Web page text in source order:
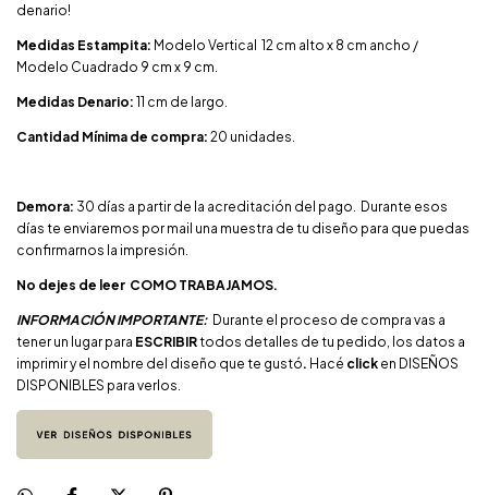
denario!
Medidas Estampita: Modelo Vertical 12 cm alto x 8 cm ancho /
Modelo Cuadrado 9 cm x 9 cm.
Medidas Denario: 11 cm de largo.
Cantidad Mínima de compra: 20 unidades.
Demora: 30 días a partir de la acreditación del pago. Durante esos
días te enviaremos por mail una muestra de tu diseño para que puedas
confirmarnos la impresión.
No dejes de leer COMO TRABAJAMOS.
INFORMACIÓN IMPORTANTE: Durante el proceso de compra vas a
tener un lugar para ESCRIBIRtodos detalles de tu pedido, los datos a
imprimir y el nombre del diseño que te gustó. Hacé click en DISEÑOS
DISPONIBLES para verlos.